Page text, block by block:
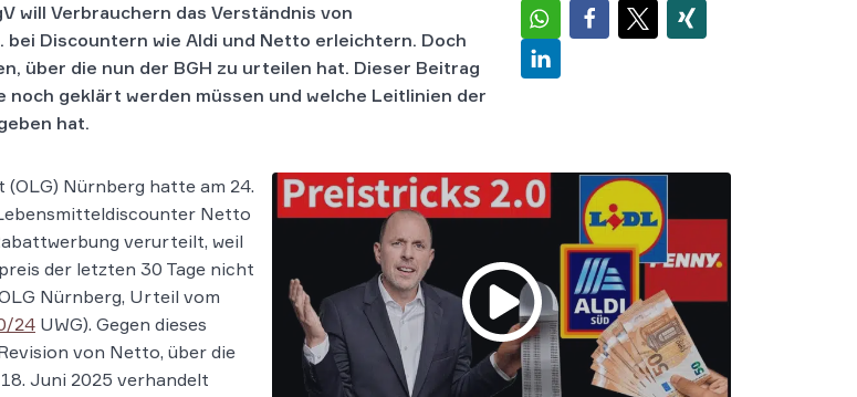
will Verbrauchern das Verständnis von
bei Discountern wie Aldi und Netto erleichtern. Doch
über die nun der BGH zu urteilen hat. Dieser Beitrag
noch geklärt werden müssen und welche Leitlinien der
hat.
(OLG) Nürnberg hatte am 24.
Netto
verurteilt, weil
der letzten 30 Tage nicht
Nürnberg, Urteil vom
24 UWG). Gegen dieses
von Netto, über die
Juni 2025 verhandelt